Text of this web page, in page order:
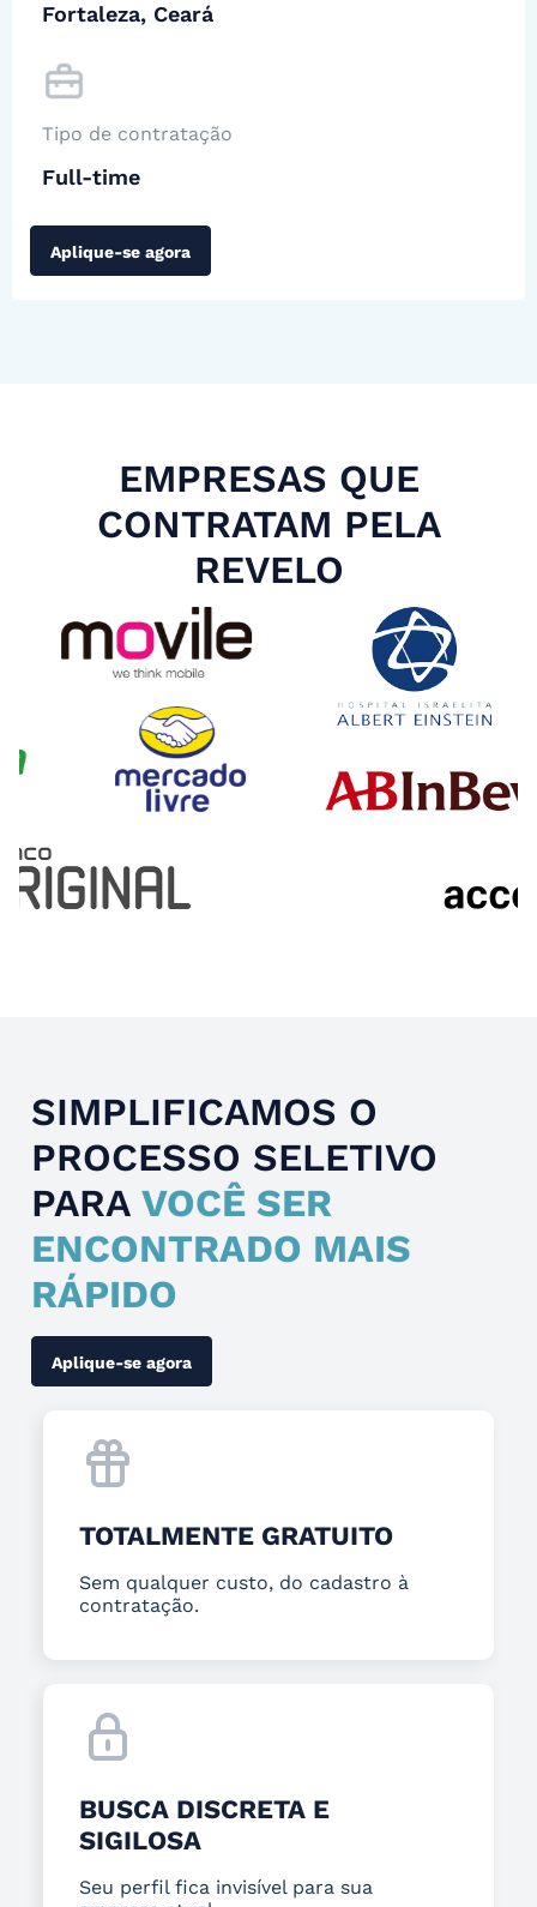
Fortaleza, Ceará
Tipo de contratação
Full-time
Aplique-se agora
EMPRESAS QUE
CONTRATAM PELA
REVELO
SIMPLIFICAMOS O
PROCESSO SELETIVO
PARA VOCÊ SER
ENCONTRADO MAIS
RÁPIDO
Aplique-se agora
TOTALMENTE GRATUITO
Sem qualquer custo, do cadastro à
contratação.
BUSCA DISCRETA E
SIGILOSA
Seu perfil fica invisível para sua